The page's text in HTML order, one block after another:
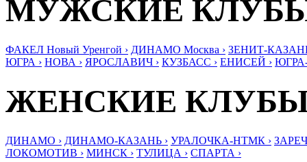
МУЖСКИЕ
ФАКЕЛ Новый Уренгой › ДИНАМО Москва › ЗЕНИТ-
ЮГРА › НОВА › ЯРОСЛАВИЧ › КУЗБАСС › ЕНИСЕЙ ›
ЖЕНСКИЕ
ДИНАМО › ДИНАМО-КАЗАНЬ › УРАЛОЧКА-НТМК ›
ЛОКОМОТИВ › МИНСК › ТУЛИЦА › СПАРТА ›